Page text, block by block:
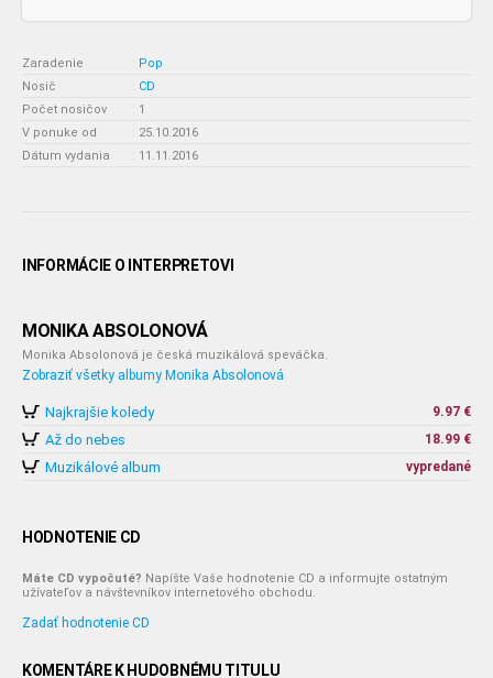
Zaradenie : Pop
Nosič
: CD
Počet nosičov
: 1
V ponuke od
: 25.10.2016
Dátum vydania
: 11.11.2016
INFORMÁCIE O INTERPRETOVI
MONIKA ABSOLONOVÁ
Monika Absolonová je česká muzikálová speváčka.
Zobraziť všetky albumy Monika Absolonová
Najkrajšie koledy 9.97 €
Až do nebes 18.99 €
Muzikálové album vypredané
HODNOTENIE CD
Máte CD vypočuté? Napíšte Vaše hodnotenie CD a informujte ostatným
užívateľov a návštevníkov internetového obchodu.
Zadať hodnotenie CD
KOMENTÁRE K HUDOBNÉMU TITULU